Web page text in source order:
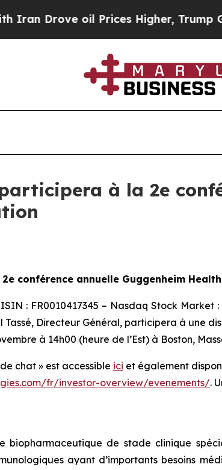
oil Prices Higher, Trump Gave
à la 2e
conférence annuelle Guggenheim
: FR0010417345 – Nasdaq Stock
Directeur Général, participera à une
à 14h00 (heure de l’Est) à Boston,
chat » est accessible ici et également
fr/investor-overview/evenements/.
biopharmaceutique de stade clinique
ayant d’importants besoins